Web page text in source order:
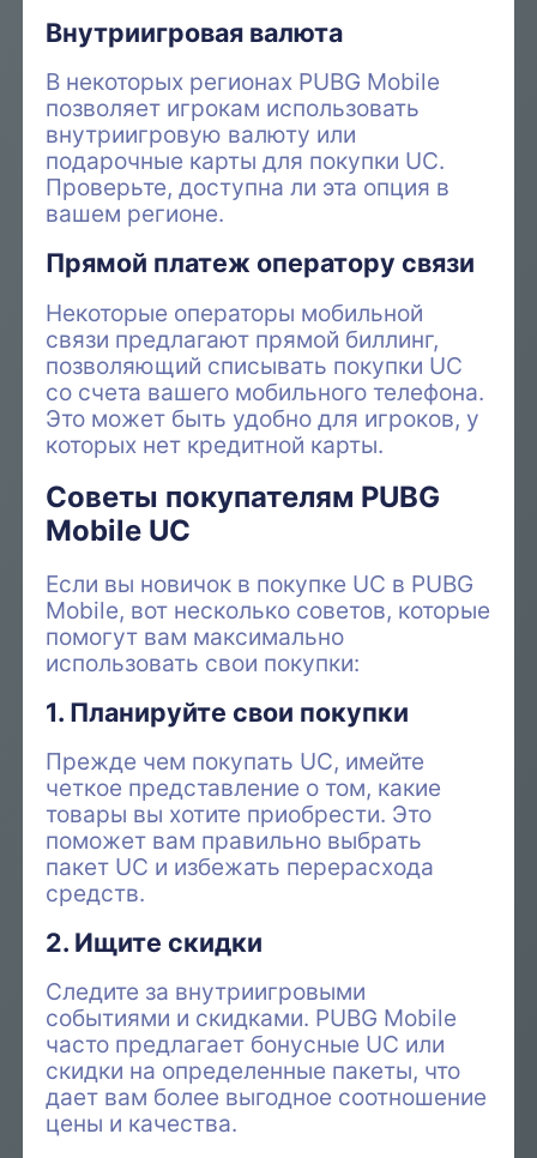
Внутриигровая валюта
В некоторых регионах PUBG Mobile
позволяет игрокам использовать
внутриигровую валюту или
подарочные карты для покупки UC.
Проверьте, доступна ли эта опция в
вашем регионе.
Прямой платеж оператору связи
Некоторые операторы мобильной
связи предлагают прямой биллинг,
позволяющий списывать покупки UC
со счета вашего мобильного телефона.
Это может быть удобно для игроков, у
которых нет кредитной карты.
Советы покупателям PUBG
Mobile UC
Если вы новичок в покупке UC в PUBG
Mobile, вот несколько советов, которые
помогут вам максимально
использовать свои покупки:
1. Планируйте свои покупки
Прежде чем покупать UC, имейте
четкое представление о том, какие
товары вы хотите приобрести. Это
поможет вам правильно выбрать
пакет UC и избежать перерасхода
средств.
2. Ищите скидки
Следите за внутриигровыми
событиями и скидками. PUBG Mobile
часто предлагает бонусные UC или
скидки на определенные пакеты, что
дает вам более выгодное соотношение
цены и качества.